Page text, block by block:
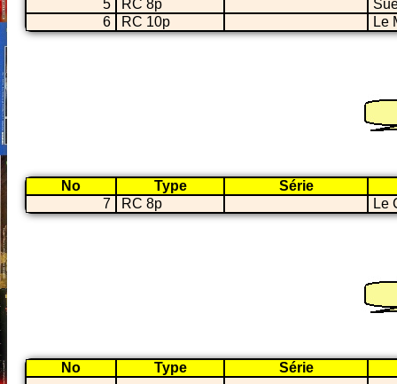
5
RC 8p
6
RC 10p Le
No Type
Série
7
RC 8p Le
No Type
Série